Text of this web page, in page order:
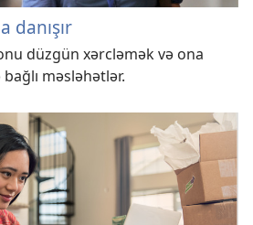
danışır
düzgün xərcləmək və ona
məsləhətlər.